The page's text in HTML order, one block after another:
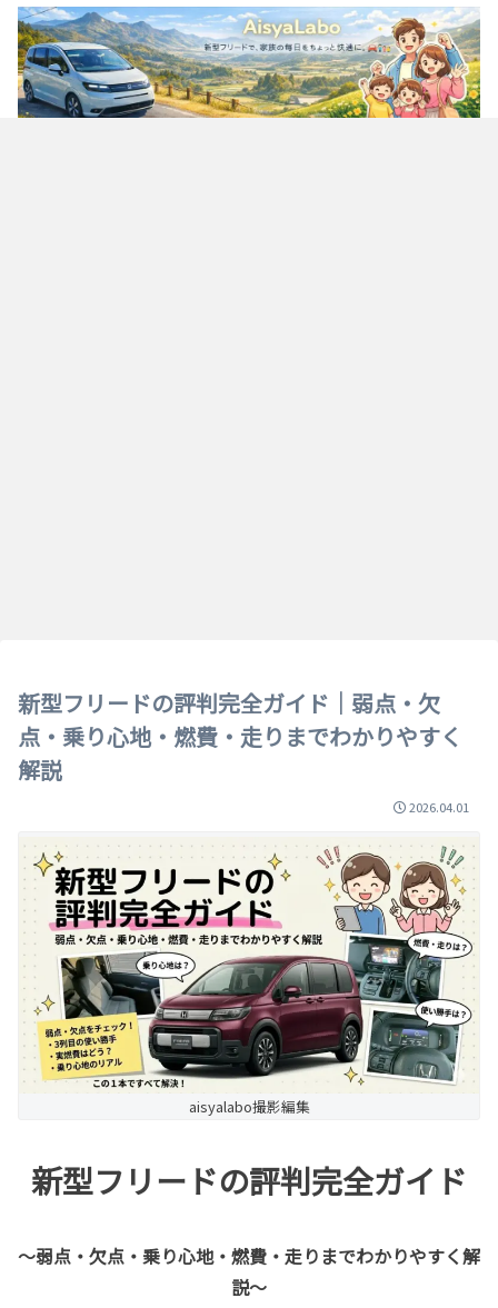
新型フリードの評判完全ガイド｜弱点・欠
点・乗り心地・燃費・走りまでわかりやすく
解説
2026.04.01
aisyalabo撮影編集
新型フリードの評判完全ガイド
〜弱点・欠点・乗り心地・燃費・走りまでわかりやすく解
説〜